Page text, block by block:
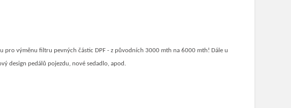
pro výměnu filtru pevných částic DPF - z původních 3000 mth na 6000 mth! Dále u
design pedálů pojezdu, nové sedadlo, apod.